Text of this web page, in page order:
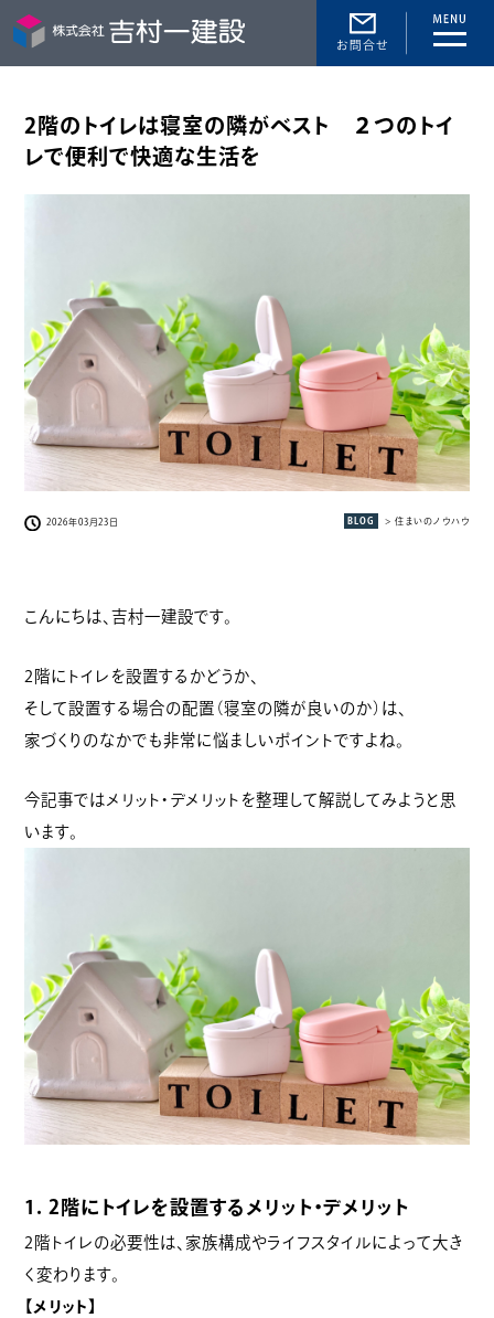
toggle
2階のトイレは寝室の隣がベスト ２つのトイ
レで便利で快適な生活を
2026年03月23日 BLOG > 住まいのノウハウ
こんにちは、吉村一建設です。
2階にトイレを設置するかどうか、
そして設置する場合の配置（寝室の隣が良いのか）は、
家づくりのなかでも非常に悩ましいポイントですよね。
今記事ではメリット・デメリットを整理して解説してみようと思
います。
1. 2階にトイレを設置するメリット・デメリット
2階トイレの必要性は、家族構成やライフスタイルによって大き
く変わります。
【メリット】